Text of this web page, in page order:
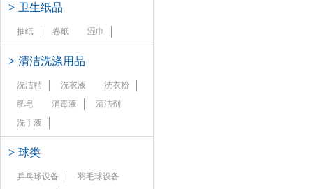
> 卫生纸品
抽纸 卷纸 湿巾
> 清洁洗涤用品
洗洁精 洗衣液
洗衣粉
肥皂
消毒液
清洁剂
洗手液
> 球类
乒乓球设备
羽毛球设备